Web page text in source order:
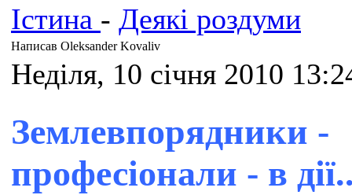
Істина - Деякі роздуми
Написав Oleksander Kovaliv
Неділя, 10 січня 2010
Землевпорядники -
професіонали - в